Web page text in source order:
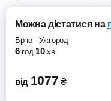
Можна дістатисяна
Брно- Ужгород
6 год 10 хв
від 1077 ₴